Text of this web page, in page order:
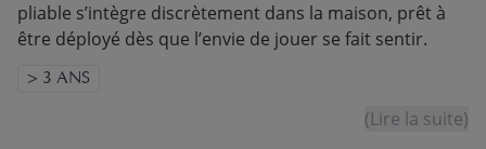
pliable s’intègre discrètement dans la maison, prêt à
être déployé dès que l’envie de jouer se fait sentir.
> 3 ANS
(Lire la suite)